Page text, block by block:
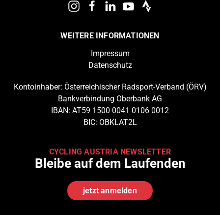
WEITERE INFORMATIONEN
Impressum
Datenschutz
Kontoinhaber: Österreichischer Radsport-Verband (ÖRV)
Bankverbindung Oberbank AG
IBAN: AT59 1500 0041 0106 0012
BIC: OBKLAT2L
CYCLING AUSTRIA NEWSLETTER
Bleibe auf dem Laufenden
jetzt anmelden